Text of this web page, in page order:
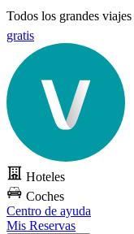
Todos los grandes viajes
gratis
Hoteles
Coches
Centro de ayuda
Mis Reservas